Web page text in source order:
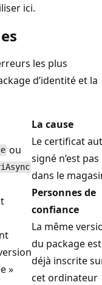
ici.
les plus
d’identité et la
La cause
ou
Le certificat
signé n’est pas
dans le
Personnes de
confiance
»
La même
du package est
déjà inscrite
cet ordinateur